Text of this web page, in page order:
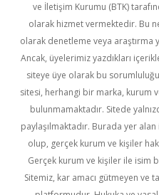
ve İletişim Kurumu (BTK)
olarak hizmet vermektedir. Bu
olarak denetleme veya araştırma
Ancak, üyelerimiz yazdıkları
siteye üye olarak bu
sitesi, herhangi bir marka, kurum
bulunmamaktadır. Sitede
paylaşılmaktadır. Burada yer
olup, gerçek kurum ve kişiler
Gerçek kurum ve kişiler ile isim
Sitemiz, kar amacı gütmeyen ve